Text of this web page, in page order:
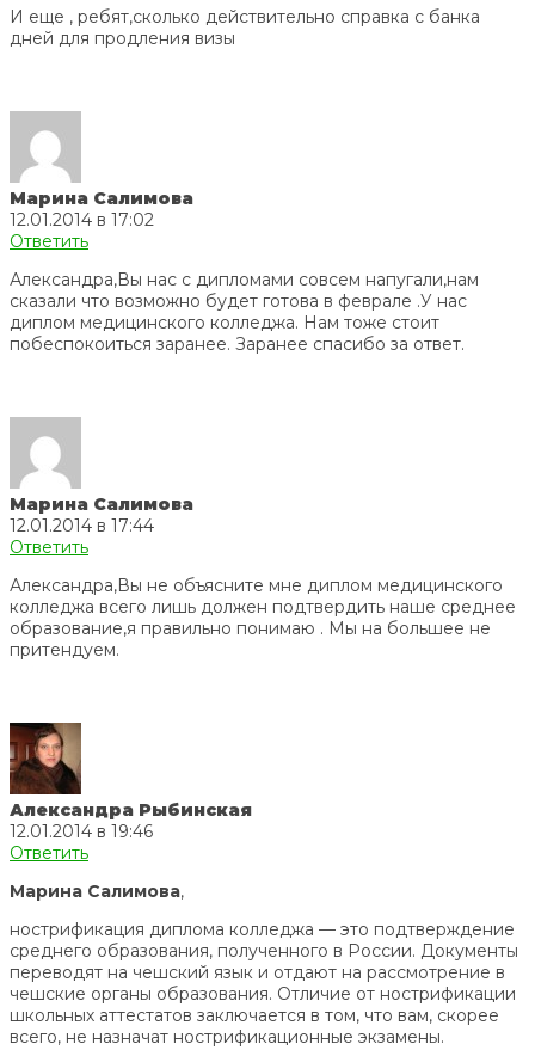
И еще , ребят,сколько действительно справка с банка
дней для продления визы
Марина Салимова
12.01.2014 в 17:02
Ответить
Александра,Вы нас с дипломами совсем напугали,нам
сказали что возможно будет готова в феврале .У нас
диплом медицинского колледжа. Нам тоже стоит
побеспокоиться заранее. Заранее спасибо за ответ.
Марина Салимова
12.01.2014 в 17:44
Ответить
Александра,Вы не объясните мне диплом медицинского
колледжа всего лишь должен подтвердить наше среднее
образование,я правильно понимаю . Мы на большее не
притендуем.
Александра Рыбинская
12.01.2014 в 19:46
Ответить
Марина Салимова,
нострификация диплома колледжа — это подтверждение
среднего образования, полученного в России. Документы
переводят на чешский язык и отдают на рассмотрение в
чешские органы образования. Отличие от нострификации
школьных аттестатов заключается в том, что вам, скорее
всего, не назначат нострификационные экзамены.